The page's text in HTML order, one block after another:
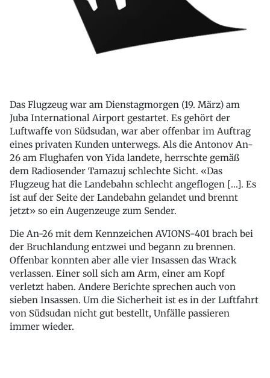
Das Flugzeug war am Dienstagmorgen (19. März) am
Juba International Airport gestartet. Es gehört der
Luftwaffe von Südsudan, war aber offenbar im Auftrag
eines privaten Kunden unterwegs. Als die Antonov An-
26 am Flughafen von Yida landete, herrschte gemäß
dem Radiosender Tamazuj schlechte Sicht. «Das
Flugzeug hat die Landebahn schlecht angeflogen [...]. Es
ist auf der Seite der Landebahn gelandet und brennt
jetzt» so ein Augenzeuge zum Sender.
Die An-26 mit dem Kennzeichen AVIONS-401 brach bei
der Bruchlandung entzwei und begann zu brennen.
Offenbar konnten aber alle vier Insassen das Wrack
verlassen. Einer soll sich am Arm, einer am Kopf
verletzt haben. Andere Berichte sprechen auch von
sieben Insassen. Um die Sicherheit ist es in der Luftfahrt
von Südsudan nicht gut bestellt, Unfälle passieren
immer wieder.